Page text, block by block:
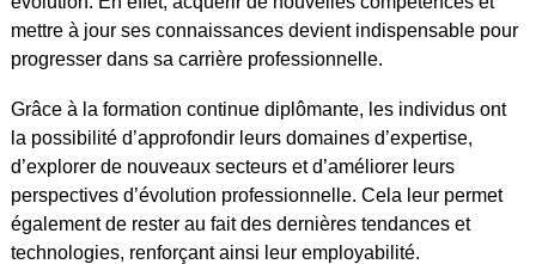
mettre à jour ses connaissances devient indispensable pour
progresser dans sa carrière professionnelle.
Grâce à la formation continue diplômante, les individus ont
la possibilité d’approfondir leurs domaines d’expertise,
d’explorer de nouveaux secteurs et d’améliorer leurs
perspectives d’évolution professionnelle. Cela leur permet
également de rester au fait des dernières tendances et
technologies, renforçant ainsi leur employabilité.